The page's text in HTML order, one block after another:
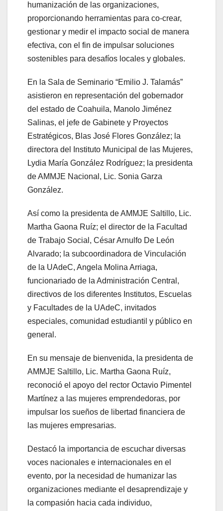
humanización de las organizaciones,
proporcionando herramientas para co-crear,
gestionar y medir el impacto social de manera
efectiva, con el fin de impulsar soluciones
sostenibles para desafíos locales y globales.
En la Sala de Seminario “Emilio J. Talamás”
asistieron en representación del gobernador
del estado de Coahuila, Manolo Jiménez
Salinas, el jefe de Gabinete y Proyectos
Estratégicos, Blas José Flores González; la
directora del Instituto Municipal de las Mujeres,
Lydia María González Rodríguez; la presidenta
de AMMJE Nacional, Lic. Sonia Garza
González.
Así como la presidenta de AMMJE Saltillo, Lic.
Martha Gaona Ruíz; el director de la Facultad
de Trabajo Social, César Arnulfo De León
Alvarado; la subcoordinadora de Vinculación
de la UAdeC, Angela Molina Arriaga,
funcionariado de la Administración Central,
directivos de los diferentes Institutos, Escuelas
y Facultades de la UAdeC, invitados
especiales, comunidad estudiantil y público en
general.
En su mensaje de bienvenida, la presidenta de
AMMJE Saltillo, Lic. Martha Gaona Ruíz,
reconoció el apoyo del rector Octavio Pimentel
Martínez a las mujeres emprendedoras, por
impulsar los sueños de libertad financiera de
las mujeres empresarias.
Destacó la importancia de escuchar diversas
voces nacionales e internacionales en el
evento, por la necesidad de humanizar las
organizaciones mediante el desaprendizaje y
la compasión hacia cada individuo,